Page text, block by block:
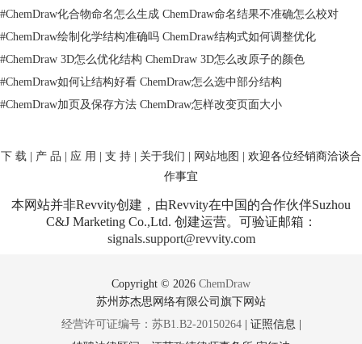
#ChemDraw化合物命名怎么生成 ChemDraw命名结果不准确怎么校对
#ChemDraw绘制化学结构准确吗 ChemDraw结构式如何调整优化
#ChemDraw 3D怎么优化结构 ChemDraw 3D怎么改原子的颜色
#ChemDraw如何让结构好看 ChemDraw怎么选中部分结构
#ChemDraw加页及保存方法 ChemDraw怎样改变页面大小
下 载 产 品 应 用 支 持 关于我们 网站地图
| 欢迎各位经销商洽谈合
作事宜
本网站并非Revvity创建，由Revvity在中国的合作伙伴Suzhou
C&J Marketing Co.,Ltd. 创建运营。可验证邮箱：
signals.support@revvity.com
Copyright © 2026 ChemDraw
苏州苏杰思网络有限公司旗下网站
经营许可证编号：苏B1.B2-20150264| 证照信息